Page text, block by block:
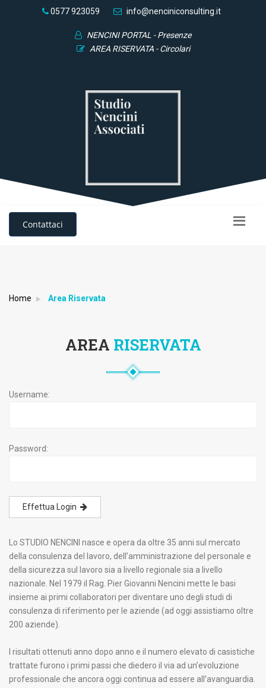
0577 923059 info@nenciniconsulting.it
NENCINI PORTAL - Presenze
AREA RISERVATA - Circolari
Contattaci
Home Area Riservata
AREA RISERVATA
Username:
Password:
Effettua Login
Lo STUDIO NENCINI nasce e opera da oltre 35 anni sul mercato
della consulenza del lavoro, dell’amministrazione del personale e
della sicurezza sul lavoro sia a livello regionale sia a livello
nazionale. Nel 1979 il Rag. Pier Giovanni Nencini mette le basi
insieme ai primi collaboratori per diventare uno degli studi di
consulenza di riferimento per le aziende (ad oggi assistiamo oltre
200 aziende).
I risultati ottenuti anno dopo anno e il numero elevato di casistiche
trattate furono i primi passi che diedero il via ad un’evoluzione
professionale che ancora oggi continua ad essere all’avanguardia.